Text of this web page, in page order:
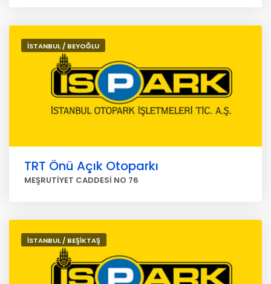
İSTANBUL / BEYOĞLU
TRT Önü Açık Otoparkı
MEŞRUTİYET CADDESİ NO 76
İSTANBUL / BEŞİKTAŞ